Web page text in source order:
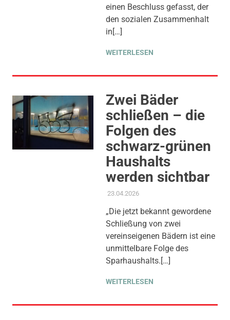
KULTUR, SOZIALE SICHERUNG
& TEILHABE,STADT ALS
einen Beschluss gefasst, der
den sozialen Zusammenhalt
in[…]
WEITERLESEN
Zwei Bäder
schließen – die
Folgen des
schwarz-grünen
Haushalts
werden sichtbar
23.04.2026ADMIN
AKTUELLES
BILDUNG, KOMMUNALE
FINANZEN,PRESSE
PRESSEMITTEILUNG ,
SOZIALE SICHERUNG &
TEILHABE,THEMEN
„Die jetzt bekannt gewordene
Schließung von zwei
vereinseigenen Bädern ist eine
unmittelbare Folge des
Sparhaushalts.[…]
WEITERLESEN